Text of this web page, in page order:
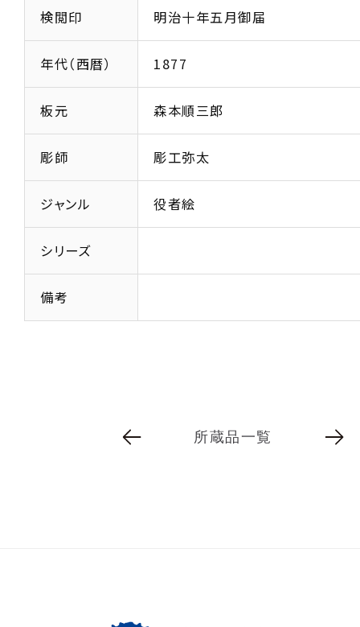
検閲印 明治十年五月御届
年代（西暦） 1877
板元 森本順三郎
彫師 彫工弥太
ジャンル 役者絵
シリーズ
備考
所蔵品一覧